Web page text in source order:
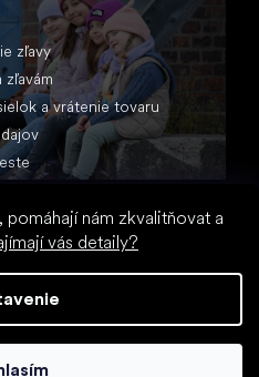
nám zkvalitňovat a
vás detaily?
zľavy
a vrátenie tovaru
Shoptet
. Všetky práva vyhradené.